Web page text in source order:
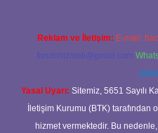
Reklam ve İletişim: E-mail:
forumhizmeti@gmail.com
Yasal Uyarı: Sitemiz, 5651 Sayılı
İletişim Kurumu (BTK) tarafından
hizmet vermektedir. Bu